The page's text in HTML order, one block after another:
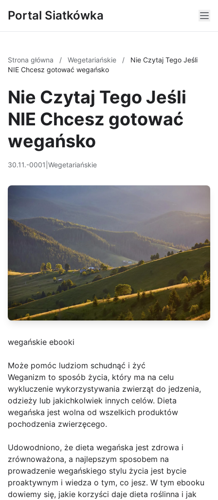
Portal Siatkówka
Strona główna / Wegetariańskie /
Nie Czytaj Tego Jeśli
NIE Chcesz gotować wegańsko
Nie Czytaj Tego Jeśli
NIE Chcesz gotować
wegańsko
30.11.-0001 Wegetariańskie
wegańskie ebooki
Może pomóc ludziom schudnąć i żyć
Weganizm to sposób życia, który ma na celu
wykluczenie wykorzystywania zwierząt do jedzenia,
odzieży lub jakichkolwiek innych celów. Dieta
wegańska jest wolna od wszelkich produktów
pochodzenia zwierzęcego.
Udowodniono, że dieta wegańska jest zdrowa i
zrównoważona, a najlepszym sposobem na
prowadzenie wegańskiego stylu życia jest bycie
proaktywnym i wiedza o tym, co jesz. W tym ebooku
dowiemy się, jakie korzyści daje dieta roślinna i jak